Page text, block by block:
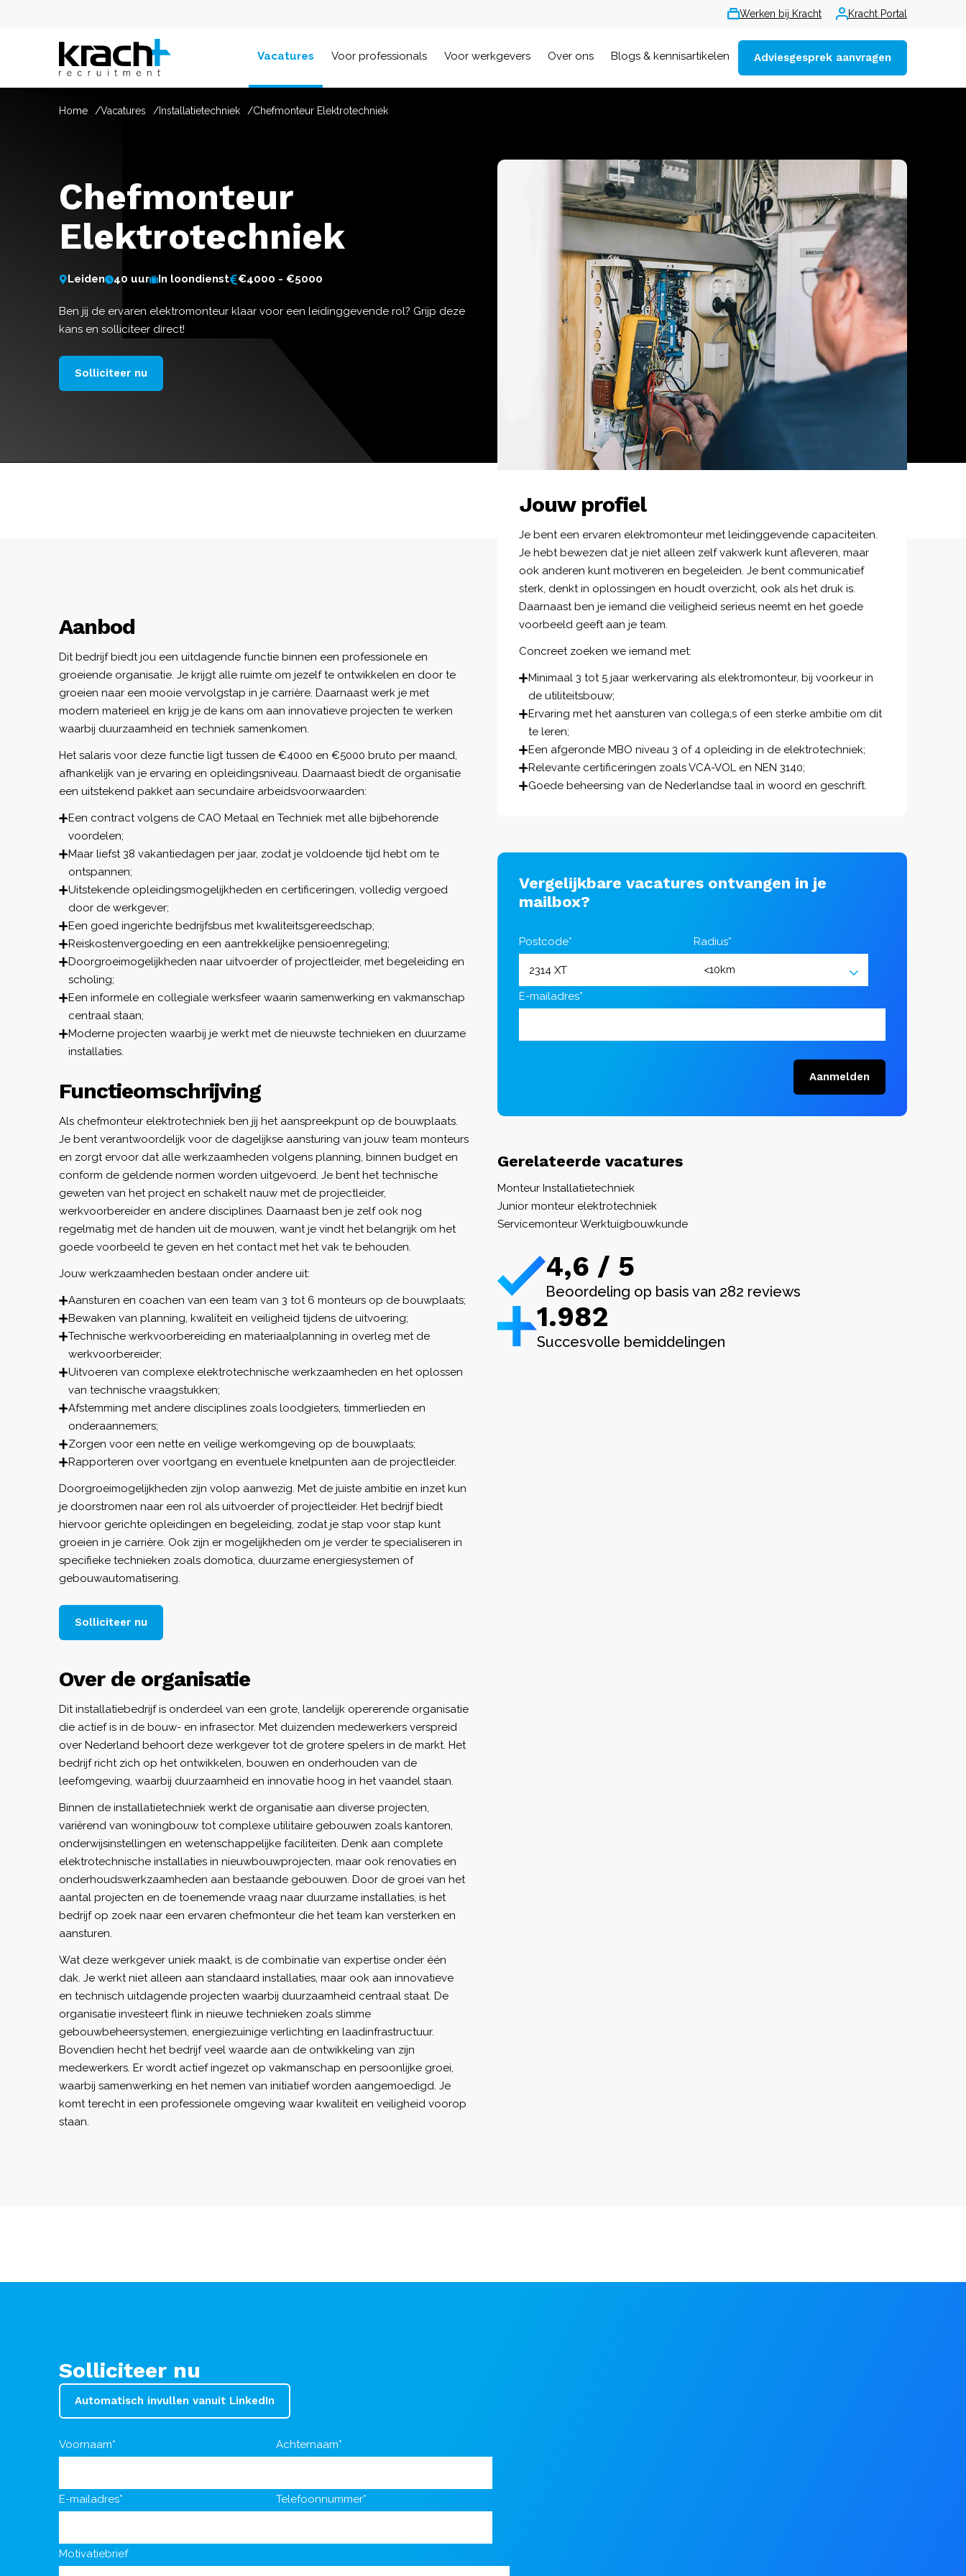
Werken bij Kracht Kracht Portal
Vacatures Voor professionals Voor werkgevers Over ons Blogs & kennisartikelen Adviesgesprek aanvragen
Home Vacatures Installatietechniek Chefmonteur Elektrotechniek
Chefmonteur
Elektrotechniek
Leiden 40 uur In loondienst €4000 - €5000
Ben jij de ervaren elektromonteur klaar voor een leidinggevende rol? Grijp deze
kans en solliciteer direct!
Solliciteer nu
Aanbod
Dit bedrijf biedt jou een uitdagende functie binnen een professionele en
groeiende organisatie. Je krijgt alle ruimte om jezelf te ontwikkelen en door te
groeien naar een mooie vervolgstap in je carrière. Daarnaast werk je met
modern materieel en krijg je de kans om aan innovatieve projecten te werken
waarbij duurzaamheid en techniek samenkomen.
Het salaris voor deze functie ligt tussen de €4000 en €5000 bruto per maand,
afhankelijk van je ervaring en opleidingsniveau. Daarnaast biedt de organisatie
een uitstekend pakket aan secundaire arbeidsvoorwaarden:
Een contract volgens de CAO Metaal en Techniek met alle bijbehorende
voordelen;
Maar liefst 38 vakantiedagen per jaar, zodat je voldoende tijd hebt om te
ontspannen;
Uitstekende opleidingsmogelijkheden en certificeringen, volledig vergoed
door de werkgever;
Een goed ingerichte bedrijfsbus met kwaliteitsgereedschap;
Reiskostenvergoeding en een aantrekkelijke pensioenregeling;
Doorgroeimogelijkheden naar uitvoerder of projectleider, met begeleiding en
scholing;
Een informele en collegiale werksfeer waarin samenwerking en vakmanschap
centraal staan;
Moderne projecten waarbij je werkt met de nieuwste technieken en duurzame
installaties.
Functieomschrijving
Als chefmonteur elektrotechniek ben jij het aanspreekpunt op de bouwplaats.
Je bent verantwoordelijk voor de dagelijkse aansturing van jouw team monteurs
en zorgt ervoor dat alle werkzaamheden volgens planning, binnen budget en
conform de geldende normen worden uitgevoerd. Je bent het technische
geweten van het project en schakelt nauw met de projectleider,
werkvoorbereider en andere disciplines. Daarnaast ben je zelf ook nog
regelmatig met de handen uit de mouwen, want je vindt het belangrijk om het
goede voorbeeld te geven en het contact met het vak te behouden.
Jouw werkzaamheden bestaan onder andere uit:
Aansturen en coachen van een team van 3 tot 6 monteurs op de bouwplaats;
Bewaken van planning, kwaliteit en veiligheid tijdens de uitvoering;
Technische werkvoorbereiding en materiaalplanning in overleg met de
werkvoorbereider;
Uitvoeren van complexe elektrotechnische werkzaamheden en het oplossen
van technische vraagstukken;
Afstemming met andere disciplines zoals loodgieters, timmerlieden en
onderaannemers;
Zorgen voor een nette en veilige werkomgeving op de bouwplaats;
Rapporteren over voortgang en eventuele knelpunten aan de projectleider.
Doorgroeimogelijkheden zijn volop aanwezig. Met de juiste ambitie en inzet kun
je doorstromen naar een rol als uitvoerder of projectleider. Het bedrijf biedt
hiervoor gerichte opleidingen en begeleiding, zodat je stap voor stap kunt
groeien in je carrière. Ook zijn er mogelijkheden om je verder te specialiseren in
specifieke technieken zoals domotica, duurzame energiesystemen of
gebouwautomatisering.
Solliciteer nu
Over de organisatie
Dit installatiebedrijf is onderdeel van een grote, landelijk opererende organisatie
die actief is in de bouw- en infrasector. Met duizenden medewerkers verspreid
over Nederland behoort deze werkgever tot de grotere spelers in de markt. Het
bedrijf richt zich op het ontwikkelen, bouwen en onderhouden van de
leefomgeving, waarbij duurzaamheid en innovatie hoog in het vaandel staan.
Binnen de installatietechniek werkt de organisatie aan diverse projecten,
variërend van woningbouw tot complexe utilitaire gebouwen zoals kantoren,
onderwijsinstellingen en wetenschappelijke faciliteiten. Denk aan complete
elektrotechnische installaties in nieuwbouwprojecten, maar ook renovaties en
onderhoudswerkzaamheden aan bestaande gebouwen. Door de groei van het
aantal projecten en de toenemende vraag naar duurzame installaties, is het
bedrijf op zoek naar een ervaren chefmonteur die het team kan versterken en
aansturen.
Wat deze werkgever uniek maakt, is de combinatie van expertise onder één
dak. Je werkt niet alleen aan standaard installaties, maar ook aan innovatieve
en technisch uitdagende projecten waarbij duurzaamheid centraal staat. De
organisatie investeert flink in nieuwe technieken zoals slimme
gebouwbeheersystemen, energiezuinige verlichting en laadinfrastructuur.
Bovendien hecht het bedrijf veel waarde aan de ontwikkeling van zijn
medewerkers. Er wordt actief ingezet op vakmanschap en persoonlijke groei,
waarbij samenwerking en het nemen van initiatief worden aangemoedigd. Je
komt terecht in een professionele omgeving waar kwaliteit en veiligheid voorop
staan.
Jouw profiel
Je bent een ervaren elektromonteur met leidinggevende capaciteiten.
Je hebt bewezen dat je niet alleen zelf vakwerk kunt afleveren, maar
ook anderen kunt motiveren en begeleiden. Je bent communicatief
sterk, denkt in oplossingen en houdt overzicht, ook als het druk is.
Daarnaast ben je iemand die veiligheid serieus neemt en het goede
voorbeeld geeft aan je team.
Concreet zoeken we iemand met:
Minimaal 3 tot 5 jaar werkervaring als elektromonteur, bij voorkeur in
de utiliteitsbouw;
Ervaring met het aansturen van collega;s of een sterke ambitie om dit
te leren;
Een afgeronde MBO niveau 3 of 4 opleiding in de elektrotechniek;
Relevante certificeringen zoals VCA-VOL en NEN 3140;
Goede beheersing van de Nederlandse taal in woord en geschrift.
Vergelijkbare vacatures ontvangen in je
mailbox?
Postcode* Radius*
E-mailadres*
Aanmelden
Gerelateerde vacatures
Monteur Installatietechniek
Junior monteur elektrotechniek
Servicemonteur Werktuigbouwkunde
4,6 / 5
Beoordeling op basis van 282 reviews
1.982
Succesvolle bemiddelingen
Solliciteer nu
Automatisch invullen vanuit LinkedIn
Voornaam* Achternaam*
E-mailadres* Telefoonnummer*
Motivatiebrief